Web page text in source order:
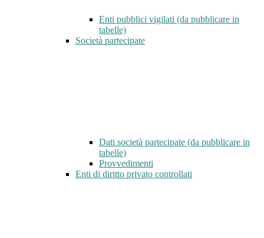
Enti pubblici vigilati (da pubblicare in
tabelle)
Società partecipate
Dati società partecipate (da pubblicare in
tabelle)
Provvedimenti
Enti di diritto privato controllati